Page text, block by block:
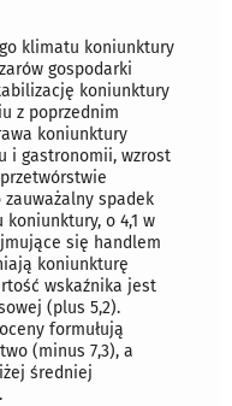
klimatu koniunktury
gospodarki
koniunktury
z poprzednim
koniunktury
i gastronomii, wzrost
zauważalny spadek
o 4,1 w
się handlem
koniunkturę
wskaźnika jest
(plus 5,2).
formułują
(minus 7,3), a
średniej